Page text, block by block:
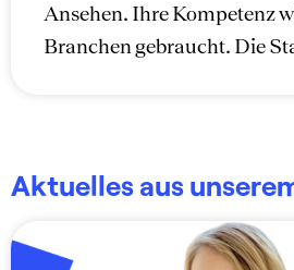
Ansehen. Ihre Kompetenz
Branchen gebraucht. Die
Aktuelles aus